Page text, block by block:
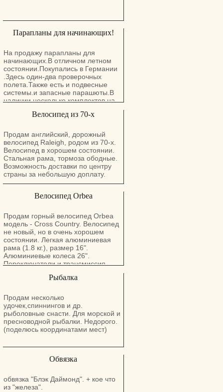
Парапланы для начинающих!
На продажу парапланы для
начинающих.В отличном летном
состоянии.Покупались в Германии
.Здесь один-два проверочных
полета.Также есть и подвесные
системы.и запасные парашюты.В
наличии несколько комплектов.на
От нулевых до уже летающих).
удовольствием отвечу на все
вопросы!))
Велосипед из 70-х
Продам английский, дорожный
велосипед Raleigh, родом из 70-х.
Велосипед в хорошем состоянии.
Стальная рама, тормоза ободные.
Возможность доставки по центру
страны за небольшую доплату.
Велосипед Orbea
Продам горный велосипед Оrbea
модель - Сross Сountry. Велосипед
не новый, но в очень хорошем
состоянии. Легкая алюминиевая
рама (1.8 кг.), размер 16".
Алюминиевые колеса 26".
Переключатели и трансмиссия
Тормоза ободные. Возможность
небольшую доплату.
Рыбалка
Продам несколько
удочек,спиннингов и др.
рыболовные снасти. Для морской и
пресноводной рыбалки. Недорого.
(поделюсь координатами мест)
Обвязка
обвязка "Блэк Даймонд". + кое что
из "железа".